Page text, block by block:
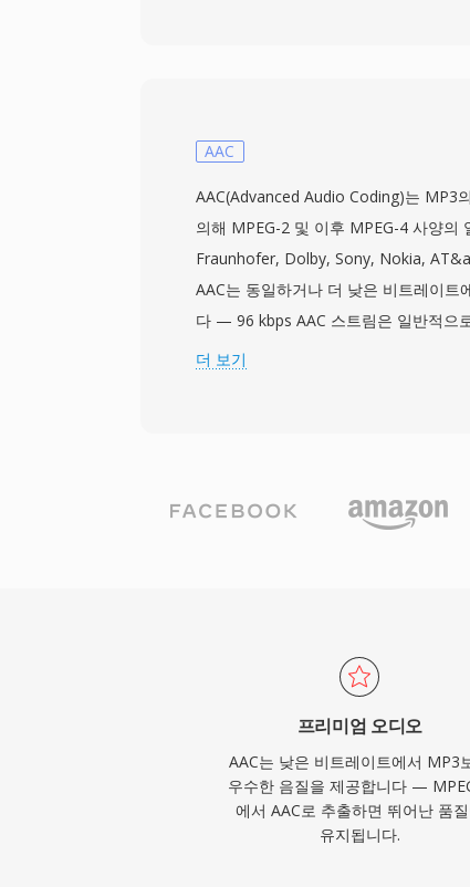
은 잡음이 있는 채널을 통한 방송 전달
저장 지향 애플리케이션을 지원합니
High Level에서 최대 1920x1152 해상
는 비트레이트가 80Mbps에 달합니다.
이 상당히 더 나은 압축 효율을 제공하
케이블 및 위성 시스템, 전 세계에 유통
깊이 뿌리내리고 있습니다.
AAC
AAC(Advanced Audio Coding)는 MP3
의해 MPEG-2 및 이후 MPEG-4 사양의
Fraunhofer, Dolby, Sony, Nokia,
AAC는 동일하거나 더 낮은 비트레이트
다 — 96 kbps AAC 스트림은 일반적으
한 청감 품질을 보입니다. 이 코덱은 수
를 유지합니다. 둘째, 8 kHz부터 96 kHz
채널을 지원하여 음성 통화부터 서라운
더 보기
프리미엄 오디오
AAC는 낮은 비트레이트에서 MP3
우수한 음질을 제공합니다 —
에서 AAC로 추출하면 뛰어난 품
유지됩니다.